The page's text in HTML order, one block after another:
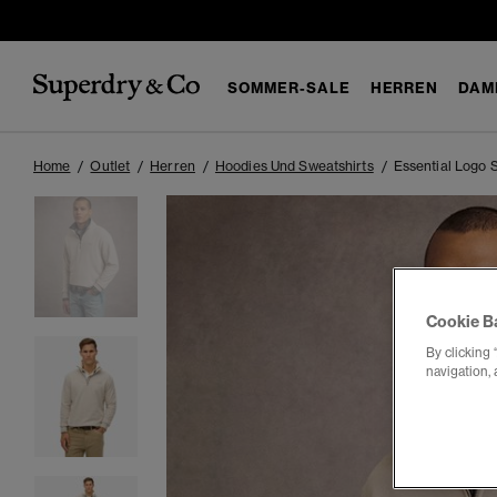
SOMMER-SALE HERREN
Home Outlet Herren Hoodies Und Sweatshirts Essential Logo
Cookie
By clicking
navigation,